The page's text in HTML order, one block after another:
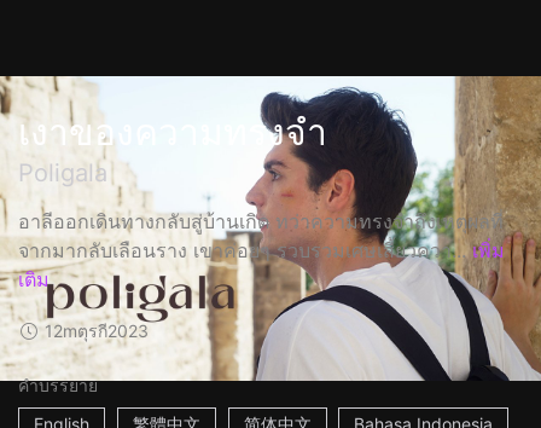
เงาของความทรงจำ
Poligala
อาลีออกเดินทางกลับสู่บ้านเกิด ทว่าความทรงจำถึงเหตุผลที่
จากมากลับเลือนราง เขาค่อยๆ รวบรวมเศษเสี้ยวควา... เพิ่ม
เติม
12mตุรกี2023
คำบรรยาย
English
繁體中文 简体中文 Bahasa Indonesia